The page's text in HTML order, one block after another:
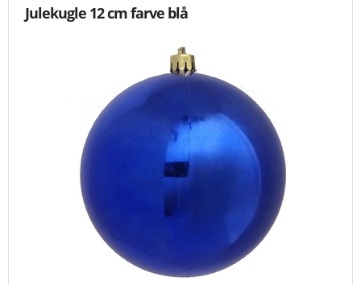
Julekugle 12 cm farve blå